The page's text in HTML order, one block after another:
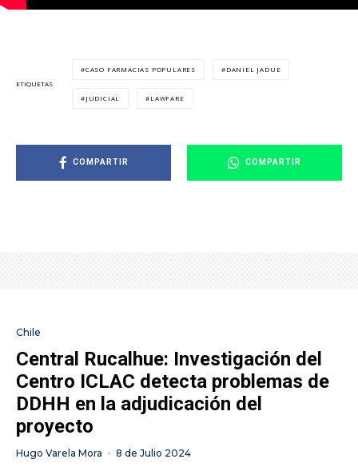
ETIQUETAS
CASO FARMACIAS POPULARES DANIEL JADUE
JUDICIAL LAWFARE
COMPARTIR COMPARTIR
Chile
Central Rucalhue: Investigación del
Centro ICLAC detecta problemas de
DDHH en la adjudicación del
proyecto
Hugo Varela Mora · 8 de Julio 2024